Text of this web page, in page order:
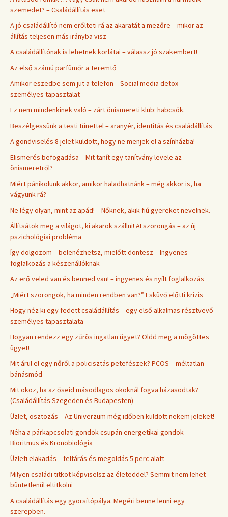
szemedet? – Családállítás eset
A jó családállító nem erőlteti rá az akaratát a mezőre – mikor az
állítás teljesen más irányba visz
A családállítónak is lehetnek korlátai – válassz jó szakembert!
Az első számú parfümőr a Teremtő
Amikor eszedbe sem jut a telefon – Social media detox –
személyes tapasztalat
Ez nem mindenkinek való – zárt önismereti klub: habcsók.
Beszélgessünk a testi tünettel – aranyér, identitás és családállítás
A gondviselés 8 jelet küldött, hogy ne menjek el a színházba!
Elismerés befogadása – Mit tanít egy tanítvány levele az
önismeretről?
Miért pánikolunk akkor, amikor haladhatnánk – még akkor is, ha
vágyunk rá?
Ne légy olyan, mint az apád! – Nőknek, akik fiú gyereket nevelnek.
Állítsátok meg a világot, ki akarok szállni! AI szorongás – az új
pszichológiai probléma
Így dolgozom – belenézhetsz, mielőtt döntesz – Ingyenes
foglalkozás a készenállóknak
Az erő veled van és benned van! – ingyenes és nyílt foglalkozás
„Miért szorongok, ha minden rendben van?” Esküvő előtti krízis
Hogy néz ki egy fedett családállítás – egy első alkalmas résztvevő
személyes tapasztalata
Hogyan rendezz egy zűrös ingatlan ügyet? Oldd meg a mögöttes
ügyet!
Mit árul el egy nőről a policisztás petefészek? PCOS – méltatlan
bánásmód
Mit okoz, ha az őseid másodlagos okoknál fogva házasodtak?
(Családállítás Szegeden és Budapesten)
Üzlet, osztozás – Az Univerzum még időben küldött nekem jeleket!
Néha a párkapcsolati gondok csupán energetikai gondok –
Bioritmus és Kronobiológia
Üzleti elakadás – feltárás és megoldás 5 perc alatt
Milyen családi titkot képviselsz az életeddel? Semmit nem lehet
büntetlenül eltitkolni
A családállítás egy gyorsítópálya. Megéri benne lenni egy
szerepben.